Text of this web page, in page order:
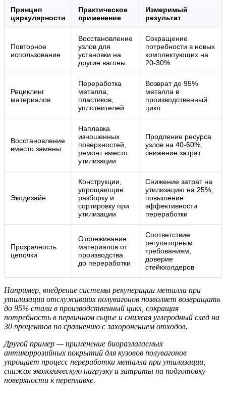
Принцип
циркулярности
Практическое
применение
Измеримый
результат
Повторное
использование
Восстановление
узлов для
установки на
другие вагоны
Сокращение
потребности в новых
комплектующих на
20-30%
Рециклинг
материалов
Переработка
металла,
пластиков,
уплотнителей
Возврат до 95%
металла в
производственный
цикл
Восстановление
вместо замены
Наплавка
изношенных
поверхностей,
ремонт вместо
утилизации
Продление ресурса
узлов на 40-60%,
снижение затрат
Экодизайн
Конструкции,
упрощающие
разборку и
сортировку при
утилизации
Снижение затрат на
утилизацию на 25%,
повышение
эффективности
переработки
Прозрачность
цепочки
Отслеживание
материалов от
производства
до переработки
Соответствие
регуляторным
требованиям,
доверие
стейкхолдеров
Например, внедрение системы рекуперации металла при
утилизации отслуживших полувагонов позволяет возвращать
до 95% стали в производственный цикл, сокращая
потребность в первичном сырье и снижая углеродный след на
30 процентов по сравнению с захоронением отходов.
Другой пример — применение биоразлагаемых
антикоррозийных покрытий для кузовов полувагонов
упрощает процесс переработки металла при утилизации,
снижая экологическую нагрузку и затраты на подготовку
поверхности к переплавке.